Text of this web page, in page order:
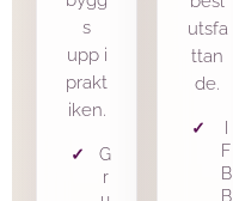
s
upp i
prakt
iken.
G
r
utsfa
ttan
de.
I
F
B
B